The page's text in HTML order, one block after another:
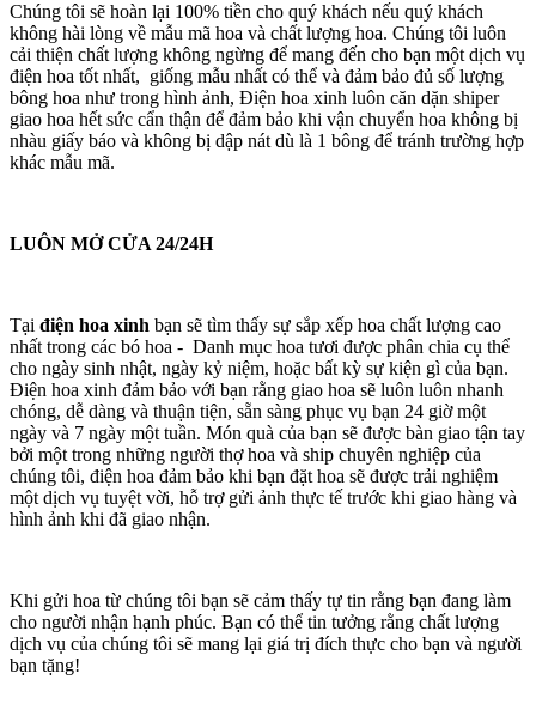
Chúng tôi sẽ hoàn lại 100% tiền cho quý khách nếu quý khách
không hài lòng về mẫu mã hoa và chất lượng hoa. Chúng tôi luôn
cải thiện chất lượng không ngừng để mang đến cho bạn một dịch vụ
điện hoa tốt nhất, giống mẫu nhất có thể và đảm bảo đủ số lượng
bông hoa như trong hình ảnh, Điện hoa xinh luôn căn dặn shiper
giao hoa hết sức cẩn thận để đảm bảo khi vận chuyển hoa không bị
nhàu giấy báo và không bị dập nát dù là 1 bông để tránh trường hợp
khác mẫu mã.
LUÔN MỞ CỬA 24/24H
Tại điện hoa xinh bạn sẽ tìm thấy sự sắp xếp hoa chất lượng cao
nhất trong các bó hoa - Danh mục hoa tươi được phân chia cụ thể
cho ngày sinh nhật, ngày kỷ niệm, hoặc bất kỳ sự kiện gì của bạn.
Điện hoa xinh đảm bảo với bạn rằng giao hoa sẽ luôn luôn nhanh
chóng, dễ dàng và thuận tiện, sẵn sàng phục vụ bạn 24 giờ một
ngày và 7 ngày một tuần. Món quà của bạn sẽ được bàn giao tận tay
bởi một trong những người thợ hoa và ship chuyên nghiệp của
chúng tôi, điện hoa đảm bảo khi bạn đặt hoa sẽ được trải nghiệm
một dịch vụ tuyệt vời, hỗ trợ gửi ảnh thực tế trước khi giao hàng và
hình ảnh khi đã giao nhận.
Khi gửi hoa từ chúng tôi bạn sẽ cảm thấy tự tin rằng bạn đang làm
cho người nhận hạnh phúc. Bạn có thể tin tưởng rằng chất lượng
dịch vụ của chúng tôi sẽ mang lại giá trị đích thực cho bạn và người
bạn tặng!